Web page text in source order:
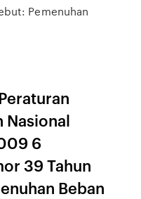
Pemenuhan
Nasional
6
39 Tahun
Beban